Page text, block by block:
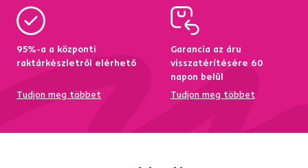
95%-a a központi
raktárkészletről elérhető
Tudjon meg többet
Garancia az áru
visszatérítésére 60
napon belül
Tudjon meg többet